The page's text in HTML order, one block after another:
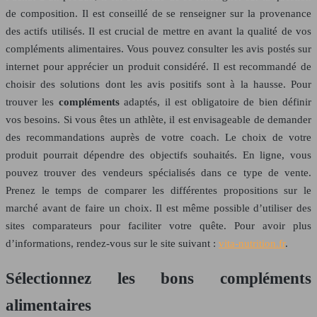
de composition. Il est conseillé de se renseigner sur la provenance
des actifs utilisés. Il est crucial de mettre en avant la qualité de vos
compléments alimentaires. Vous pouvez consulter les avis postés sur
internet pour apprécier un produit considéré. Il est recommandé de
choisir des solutions dont les avis positifs sont à la hausse. Pour
trouver les complémentsadaptés, il est obligatoire de bien définir
vos besoins. Si vous êtes un athlète, il est envisageable de demander
des recommandations auprès de votre coach. Le choix de votre
produit pourrait dépendre des objectifs souhaités. En ligne, vous
pouvez trouver des vendeurs spécialisés dans ce type de vente.
Prenez le temps de comparer les différentes propositions sur le
marché avant de faire un choix. Il est même possible d’utiliser des
sites comparateurs pour faciliter votre quête. Pour avoir plus
d’informations, rendez-vous sur le site suivant : vita-nutrition.fr.
Sélectionnez les bons compléments
alimentaires